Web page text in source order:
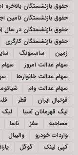
حقوق بازنشستگان بالاخره
حقوق بازنشستگان تامین
حقوق بازنشستگان در سال
حقوق بازنشستگان کارگری
زمین
سامسونگ
سهام عدالت امروز
سهام عدالت خانوارها
سهام عدالت وام
فوتبال ایران
قطر
لیگ قهرمانان آسیا
لیگ
مصاحبه
مغز ناسا
واردات خودرو
والیبال
کپی لینک
گوگل